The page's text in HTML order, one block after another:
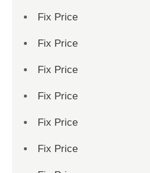
Fix Price
Fix Price
Fix Price
Fix Price
Fix Price
Fix Price